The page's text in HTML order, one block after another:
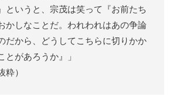
というと、宗茂は笑って『お前たち
かしなことだ。われわれはあの争論
だから、どうしてこちらに切りかか
とがあろうか』」
粋）